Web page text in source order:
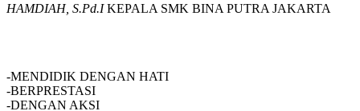
HAMDIAH, S.Pd.IKEPALA SMK BINA PUTRA JAKARTA
-MENDIDIK DENGAN HATI
-BERPRESTASI
-DENGAN AKSI